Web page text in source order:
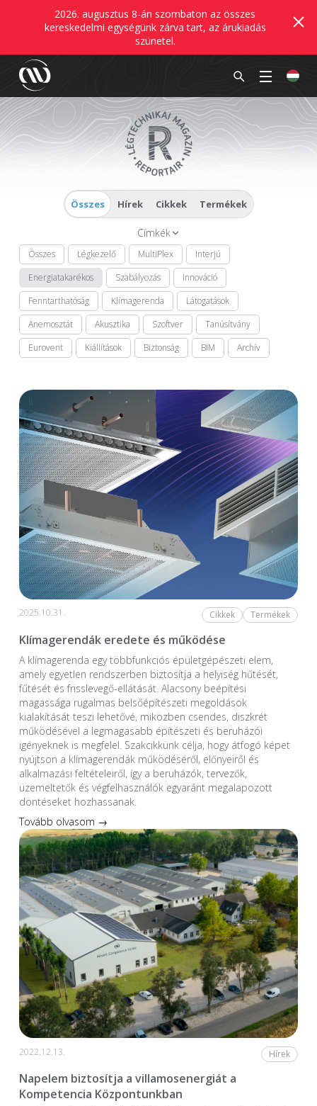
2026. augusztus 8-án szombaton az összes
kereskedelmi egységünk zárva tart, az árukiadás
szünetel.
Összes Hírek Cikkek Termékek
Címkék
Összes Légkezelő MultiPlex
Interjú
Energiatakarékos
Szabályozás
Innováció
Fenntarthatóság
Klímagerenda
Látogatások
Anemosztát
Akusztika Szoftver
Tanúsítvány
Eurovent
Kiállítások Biztonság BIM Archív
2025.10.31. Cikkek Termékek
Klímagerendák eredete és működése
A klímagerenda egy többfunkciós épületgépészeti elem,
amely egyetlen rendszerben biztosítja a helyiség hűtését,
fűtését és frisslevegő-ellátását. Alacsony beépítési
magassága rugalmas belsőépítészeti megoldások
kialakítását teszi lehetővé, miközben csendes, diszkrét
működésével a legmagasabb építészeti és beruházói
igényeknek is megfelel. Szakcikkünk célja, hogy átfogó képet
nyújtson a klímagerendák működéséről, előnyeiről és
alkalmazási feltételeiről, így a beruházók, tervezők,
üzemeltetők és végfelhasználók egyaránt megalapozott
döntéseket hozhassanak.
Tovább olvasom →
2022.12.13. Hírek
Napelem biztosítja a villamosenergiát a
Kompetencia Központunkban